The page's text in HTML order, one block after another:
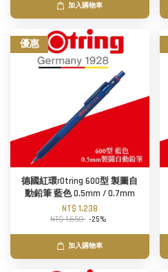
加入購物車
優惠
德國紅環rOtring 600型 製圖自
動鉛筆 藍色 0.5mm / 0.7mm
NT$ 1,238
NT$ 1,650 -25%
加入購物車